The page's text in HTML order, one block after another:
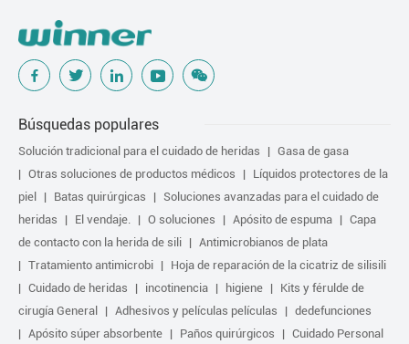
Búsquedas populares
Solución tradicional para el cuidado de heridas
Gasa de gasa
Otras soluciones de productos médicos
Líquidos protectores de la
piel
Batas quirúrgicas
Soluciones avanzadas para el cuidado de
heridas
El vendaje. O soluciones Apósito de espuma
Capa
de contacto con la herida de sili
Antimicrobianos de plata
Tratamiento antimicrobi
Hoja de reparación de la cicatriz de silisili
Cuidado de heridas
incotinencia higiene
Kits y férulde de
cirugía General
Adhesivos y películas películas
dedefunciones
Apósito súper absorbente
Paños quirúrgicos Cuidado Personal